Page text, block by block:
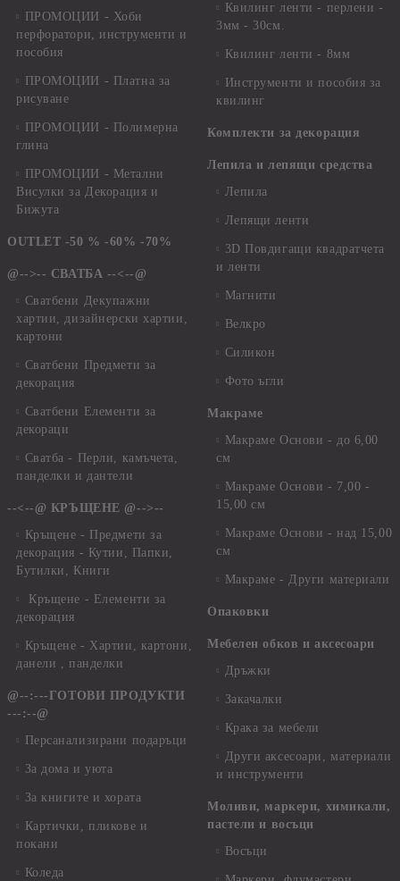
ПРОМОЦИИ - Хоби
перфоратори, инструменти и
пособия
ПРОМОЦИИ - Платна за
рисуване
ПРОМОЦИИ - Полимерна
глина
ПРОМОЦИИ - Метални
Висулки за Декорация и
Бижута
OUTLET -50 % -60% -70%
@-->-- СВАТБА --<--@
Сватбени Декупажни
хартии, дизайнерски хартии,
картони
Сватбени Предмети за
декорация
Сватбени Елементи за
декораци
Сватба - Перли, камъчета,
панделки и дантели
--<--@ КРЪЩЕНЕ @-->--
Кръщене - Предмети за
декорация - Кутии, Папки,
Бутилки, Книги
Кръщене - Елементи за
декорация
Кръщене - Хартии, картони,
данели , панделки
@--:---ГОТОВИ ПРОДУКТИ
---:--@
Персанализирани подаръци
За дома и уюта
За книгите и хората
Картички, пликове и
покани
Коледа
Квилинг ленти - перлени -
3мм - 30см.
Квилинг ленти - 8мм
Инструменти и пособия за
квилинг
Комплекти за декорация
Лепила и лепящи средства
Лепила
Лепящи ленти
3D Повдигащи квадратчета
и ленти
Магнити
Велкро
Силикон
Фото ъгли
Макраме
Макраме Основи - до 6,00
см
Макраме Основи - 7,00 -
15,00 см
Макраме Основи - над 15,00
см
Макраме - Други материали
Опаковки
Мебелен обков и аксесоари
Дръжки
Закачалки
Крака за мебели
Други аксесоари, материали
и инструменти
Моливи, маркери, химикали,
пастели и восъци
Восъци